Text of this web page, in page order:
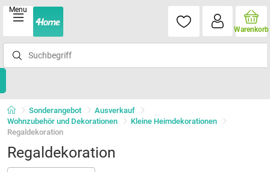
Menu
Warenkorb
Sonderangebot
Ausverkauf
Wohnzubehör und Dekorationen
Kleine Heimdekorationen
Regaldekoration
Regaldekoration